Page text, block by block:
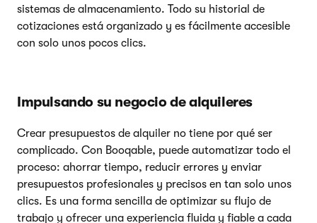
sistemas de almacenamiento. Todo su historial de
cotizaciones está organizado y es fácilmente accesible
con solo unos pocos clics.
Impulsando su negocio de alquileres
Crear presupuestos de alquiler no tiene por qué ser
complicado. Con Booqable, puede automatizar todo el
proceso: ahorrar tiempo, reducir errores y enviar
presupuestos profesionales y precisos en tan solo unos
clics. Es una forma sencilla de optimizar su flujo de
trabajo y ofrecer una experiencia fluida y fiable a cada